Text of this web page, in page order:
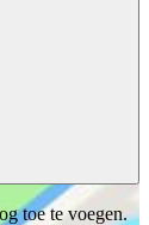
toe te voegen.